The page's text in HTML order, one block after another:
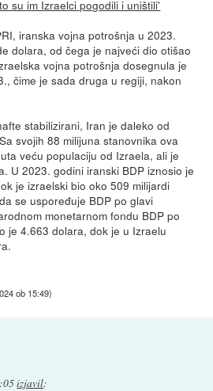
su im Izraelci pogodili i uništili'
iranska vojna potrošnja u 2023.
dolara, od čega je najveći dio otišao
vojna potrošnja dosegnula je
čime je sada druga u regiji, nakon
stabilizirani, Iran je daleko od
svojih 88 milijuna stanovnika ova
veću populaciju od Izraela, ali je
U 2023. godini iranski BDP iznosio je
je izraelski bio oko 509 milijardi
se uspoređuje BDP po glavi
monetarnom fondu BDP po
je 4.663 dolara, dok je u Izraelu
ob 15:49)
izjavil: